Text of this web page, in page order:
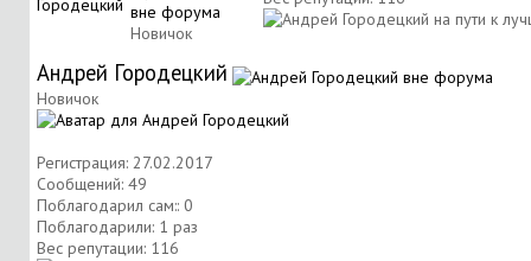
Новичок
Андрей Городецкий
Новичок
Регистрация: 27.02.2017
Сообщений: 49
Поблагодарил сам:: 0
Поблагодарили: 1 раз
Вес репутации: 116